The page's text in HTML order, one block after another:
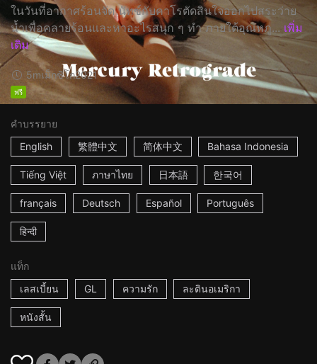
ในวันที่อากาศร้อนจัด นัทซ์กับคาโรตัดสินใจออกไปสระว่าย
น้ำเพื่อคลายร้อนและหาอะไรสนุก ๆ ทำ ภายใต้อุณหภู... เพิ่ม
เติม
5mเม็กซิโก2021
ฟรี
คำบรรยาย
English
繁體中文 简体中文 Bahasa Indonesia
Tiếng Việt ภาษาไทย 日本語 한국어
français Deutsch Español Português
हिन्दी
แท็ก
เลสเบี้ยน
GL ความรัก ละตินอเมริกา
หนังสั้น